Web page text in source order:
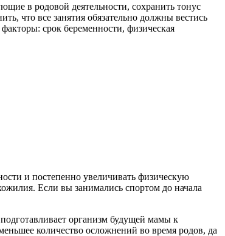
в родовой деятельности, сохранить тонус
что все занятия обязательно должны вестись
срок беременности, физическая
и постепенно увеличивать физическую
Если вы занимались спортом до начала
организм будущей мамы к
количество осложнений во время родов, да